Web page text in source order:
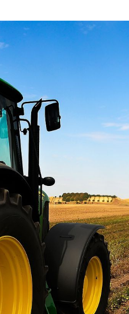
статьи
лучшей цены